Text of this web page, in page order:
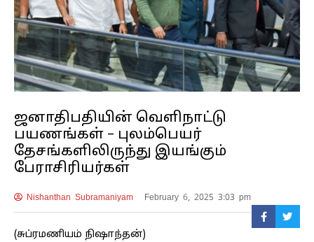
ஜனாதிபதியின் வெளிநாட்டு
பயணங்கள் – புலம்பெயர்
தேசங்களிலிருந்து இயங்கும்
பேராசிரியர்கள்
Nishanthan Subramaniyam February 6, 2025 3:03 pm
(சுப்ரமணியம் நிஷாந்தன்)